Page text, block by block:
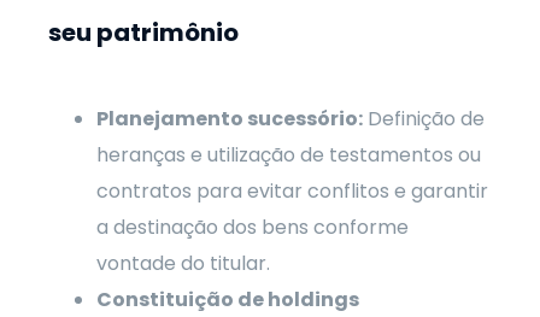
seu patrimônio
Planejamento sucessório:Definição de
heranças e utilização de testamentos ou
contratos para evitar conflitos e garantir
a destinação dos bens conforme
vontade do titular.
Constituição de holdings